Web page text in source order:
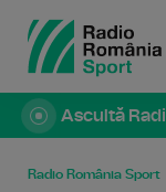
Ascultă
Radio România Sport